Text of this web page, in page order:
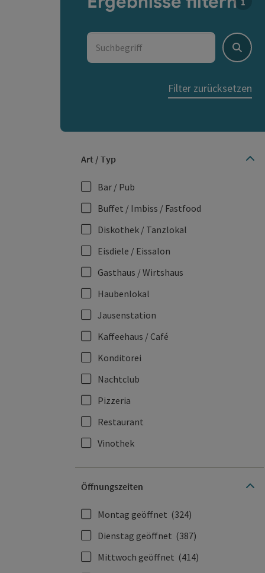
Suchbegriff
Suchen
Filter zurücksetzen
Art / Typ
Bar / Pub
Buffet / Imbiss / Fastfood
Diskothek / Tanzlokal
Eisdiele / Eissalon
Gasthaus / Wirtshaus
Haubenlokal
Jausenstation
Kaffeehaus / Café
Konditorei
Nachtclub
Pizzeria
Restaurant
Vinothek
Öffnungszeiten
Montag geöffnet (324)
Dienstag geöffnet (387)
Mittwoch geöffnet (414)